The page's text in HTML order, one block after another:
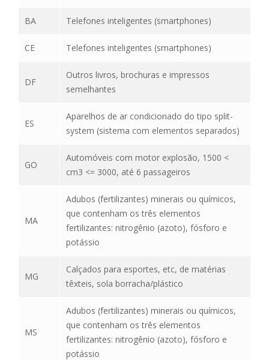
BA Telefones inteligentes (smartphones)
CE Telefones inteligentes (smartphones)
DF
Outros livros, brochuras e impressos
semelhantes
ES
Aparelhos de ar condicionado do tipo split-
system (sistema com elementos separados)
GO
Automóveis com motor explosão, 1500 <
cm3 <= 3000, até 6 passageiros
MA
Adubos (fertilizantes) minerais ou químicos,
que contenham os três elementos
fertilizantes: nitrogênio (azoto), fósforo e
potássio
MG
Calçados para esportes, etc, de matérias
têxteis, sola borracha/plástico
MS
Adubos (fertilizantes) minerais ou químicos,
que contenham os três elementos
fertilizantes: nitrogênio (azoto), fósforo e
potássio